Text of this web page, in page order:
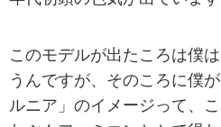
このモデルが出たころは僕
うんですが、そのころに僕
ルニア」のイメージって、こ